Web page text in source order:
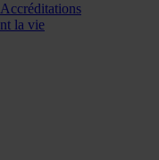
Accréditations
la vie